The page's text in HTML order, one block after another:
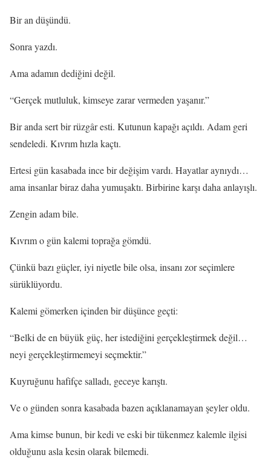
Bir an düşündü.
Sonra yazdı.
Ama adamın dediğini değil.
“Gerçek mutluluk, kimseye zarar vermeden yaşanır.”
Bir anda sert bir rüzgâr esti. Kutunun kapağı açıldı. Adam geri
sendeledi. Kıvrım hızla kaçtı.
Ertesi gün kasabada ince bir değişim vardı. Hayatlar aynıydı…
ama insanlar biraz daha yumuşaktı. Birbirine karşı daha anlayışlı.
Zengin adam bile.
Kıvrım o gün kalemi toprağa gömdü.
Çünkü bazı güçler, iyi niyetle bile olsa, insanı zor seçimlere
sürüklüyordu.
Kalemi gömerken içinden bir düşünce geçti:
“Belki de en büyük güç, her istediğini gerçekleştirmek değil…
neyi gerçekleştirmemeyi seçmektir.”
Kuyruğunu hafifçe salladı, geceye karıştı.
Ve o günden sonra kasabada bazen açıklanamayan şeyler oldu.
Ama kimse bunun, bir kedi ve eski bir tükenmez kalemle ilgisi
olduğunu asla kesin olarak bilemedi.